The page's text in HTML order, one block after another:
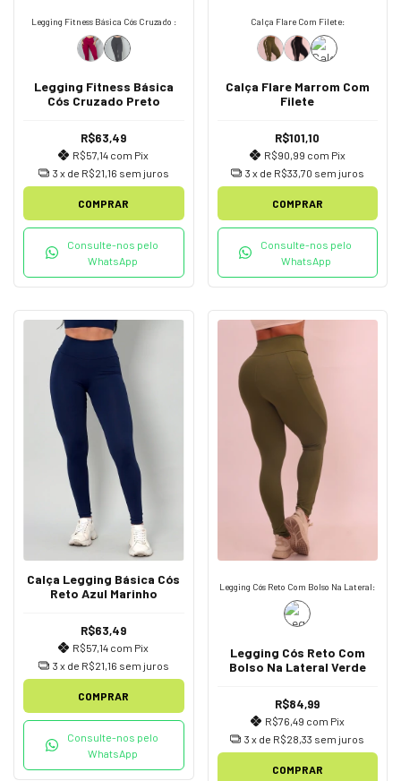
Legging Fitness Básica Cós Cruzado :
Legging Fitness Básica
Cós Cruzado Preto
R$63,49
R$57,14 com Pix
3 x de R$21,16 sem juros
COMPRAR
Consulte-nos pelo
WhatsApp
Calça Flare Com Filete:
Calça Flare Marrom Com
Filete
R$101,10
R$90,99 com Pix
3 x de R$33,70 sem juros
COMPRAR
Consulte-nos pelo
WhatsApp
Calça Legging Básica Cós
Reto Azul Marinho
R$63,49
R$57,14 com Pix
3 x de R$21,16 sem juros
COMPRAR
Consulte-nos pelo
WhatsApp
Legging Cós Reto Com Bolso Na Lateral:
Legging Cós Reto Com
Bolso Na Lateral Verde
R$84,99
R$76,49 com Pix
3 x de R$28,33 sem juros
COMPRAR